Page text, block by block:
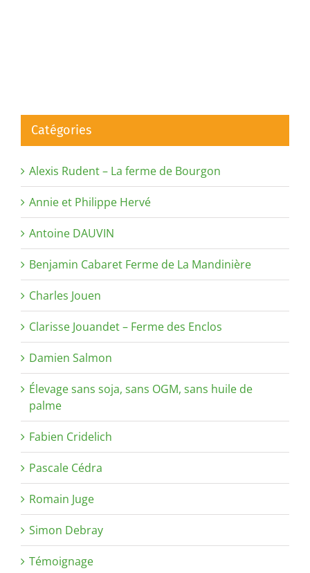
Catégories
Alexis Rudent – La ferme de Bourgon
Annie et Philippe Hervé
Antoine DAUVIN
Benjamin Cabaret Ferme de La Mandinière
Charles Jouen
Clarisse Jouandet – Ferme des Enclos
Damien Salmon
Élevage sans soja, sans OGM, sans huile de
palme
Fabien Cridelich
Pascale Cédra
Romain Juge
Simon Debray
Témoignage